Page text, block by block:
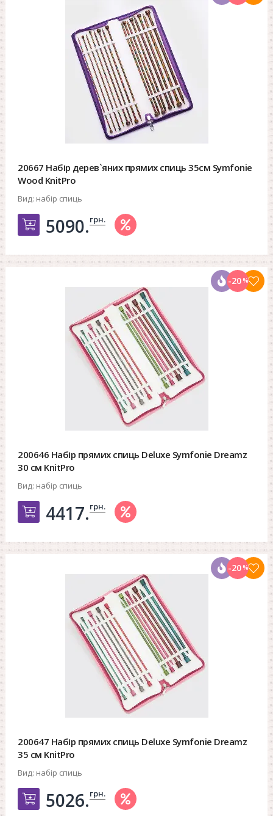
20667 Набір дерев`яних прямих спиць 35см Symfonie
Wood KnitPro
Вид: набір спиць
Добавить в корзину
5090.грн.
200646 Набір прямих спиць Deluxe Symfonie Dreamz
30 см KnitPro
Вид: набір спиць
Добавить в корзину
4417.грн.
-20%
200647 Набір прямих спиць Deluxe Symfonie Dreamz
35 см KnitPro
Вид: набір спиць
Добавить в корзину
5026.грн.
-20%